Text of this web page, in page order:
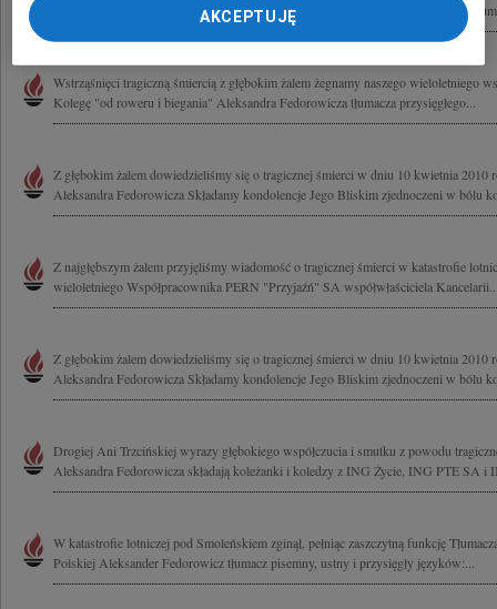
Rzeczypospolitej Polskiej, nasz Przyjaciel Pan Aleksander Fedorowicz wybitny
Wstrząśnięci tragiczną śmiercią z głębokim żalem żegnamy naszego wieloletniego
Kolegę "od roweru i biegania" Aleksandra Fedorowicza tłumacza przysięgłego...
Z głębokim żalem dowiedzieliśmy się o tragicznej śmierci w dniu 10 kwietnia 2010
Aleksandra Fedorowicza Składamy kondolencje Jego Bliskim zjednoczeni w bólu
Z najgłębszym żalem przyjęliśmy wiadomość o tragicznej śmierci w katastrofie
wieloletniego Współpracownika PERN "Przyjaźń" SA współwłaściciela
Z głębokim żalem dowiedzieliśmy się o tragicznej śmierci w dniu 10 kwietnia 2010
Aleksandra Fedorowicza Składamy kondolencje Jego Bliskim zjednoczeni w bólu
Drogiej Ani Trzcińskiej wyrazy głębokiego współczucia i smutku z powodu
Aleksandra Fedorowicza składają koleżanki i koledzy z ING Życie, ING PTE SA i
W katastrofie lotniczej pod Smoleńskiem zginął, pełniąc zaszczytną funkcję
Polskiej Aleksander Fedorowicz tłumacz pisemny, ustny i przysięgły języków:...
AKCEPTUJĘ